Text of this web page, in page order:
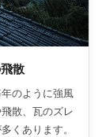
散
のように強風
散、瓦のズレ
くあります。